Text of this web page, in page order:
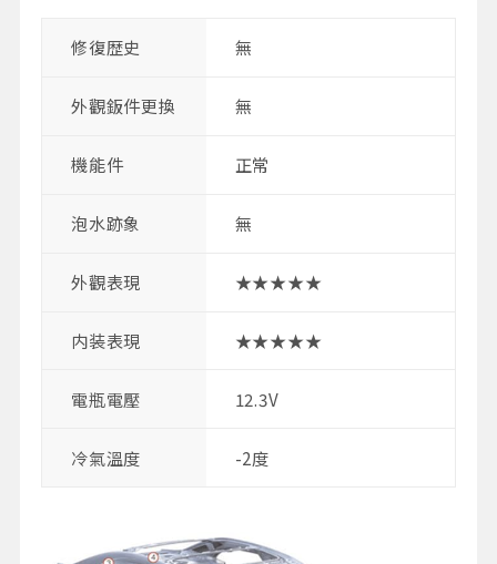
修復歴史 無
外觀鈑件更換 無
機能件 正常
泡水跡象 無
外觀表現 ★★★★★
内装表現 ★★★★★
電瓶電壓 12.3V
冷氣溫度 -2度